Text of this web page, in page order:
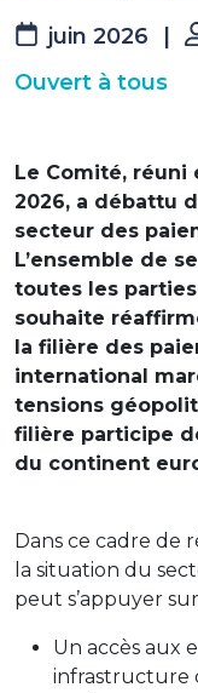
juin 2026
Ouvert à tous
Le Comité, réuni
2026, a débattu
secteur des
L’ensemble de
toutes les
souhaite
la filière des
international
tensions
filière participe
du continent
Dans ce cadre de
la situation du
peut s’appuyer
Un accès aux
infrastructure